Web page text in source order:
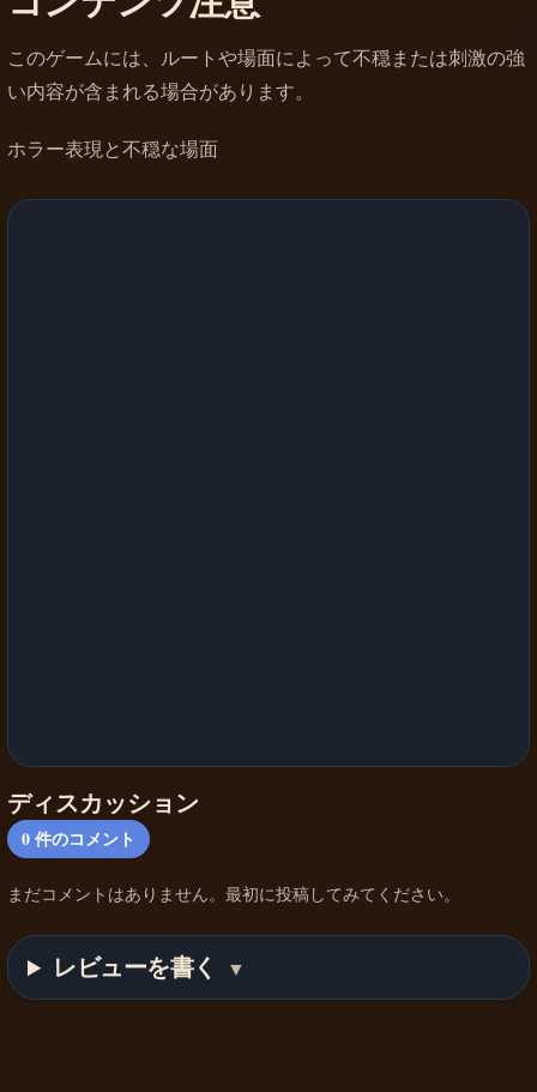
このゲームには、ルートや場面によって不穏または刺激の強
い内容が含まれる場合があります。
ホラー表現と不穏な場面
ディスカッション
0件のコメント
まだコメントはありません。最初に投稿してみてください。
レビューを書く ▼